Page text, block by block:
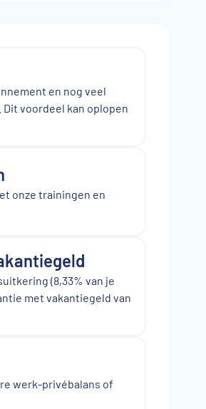
en nog veel
voordeel kan oplopen
onze trainingen en
(8,33% van je
met vakantiegeld van
werk-privébalans of